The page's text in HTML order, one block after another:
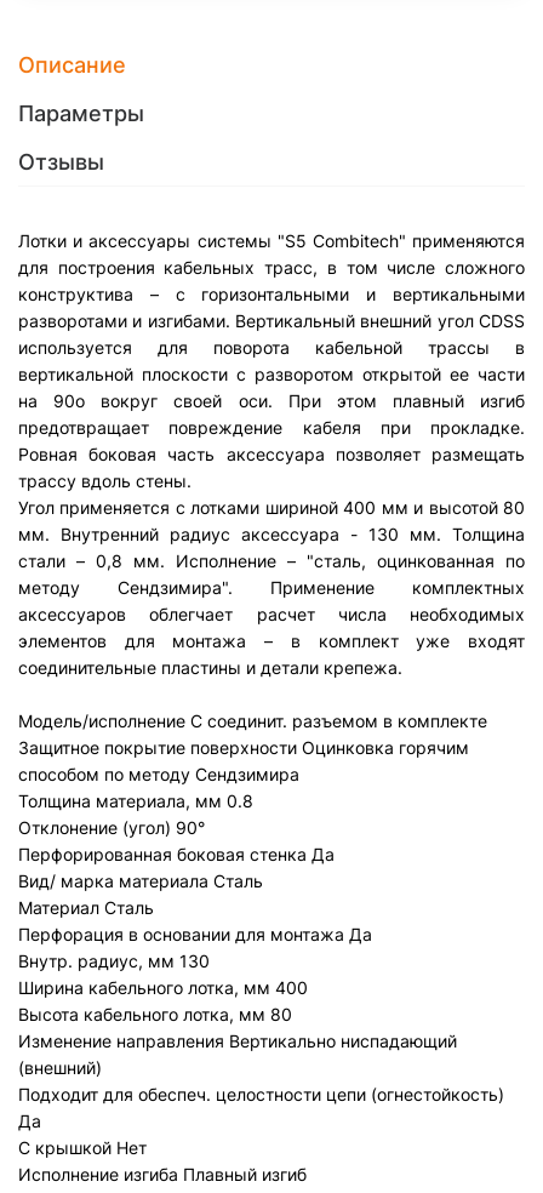
Описание
Параметры
Отзывы
Лотки и аксессуары системы "S5 Combitech" применяются
для построения кабельных трасс, в том числе сложного
конструктива – с горизонтальными и вертикальными
разворотами и изгибами. Вертикальный внешний угол CDSS
используется для поворота кабельной трассы в
вертикальной плоскости с разворотом открытой ее части
на 90о вокруг своей оси. При этом плавный изгиб
предотвращает повреждение кабеля при прокладке.
Ровная боковая часть аксессуара позволяет размещать
трассу вдоль стены.
Угол применяется с лотками шириной 400 мм и высотой 80
мм. Внутренний радиус аксессуара - 130 мм. Толщина
стали – 0,8 мм. Исполнение – "сталь, оцинкованная по
методу Сендзимира". Применение комплектных
аксессуаров облегчает расчет числа необходимых
элементов для монтажа – в комплект уже входят
соединительные пластины и детали крепежа.
Модель/исполнение С соединит. разъемом в комплекте
Защитное покрытие поверхности Оцинковка горячим
способом по методу Сендзимира
Толщина материала, мм 0.8
Отклонение (угол) 90°
Перфорированная боковая стенка Да
Вид/ марка материала Сталь
Материал Сталь
Перфорация в основании для монтажа Да
Внутр. радиус, мм 130
Ширина кабельного лотка, мм 400
Высота кабельного лотка, мм 80
Изменение направления Вертикально ниспадающий
(внешний)
Подходит для обеспеч. целостности цепи (огнестойкость)
Да
С крышкой Нет
Исполнение изгиба Плавный изгиб